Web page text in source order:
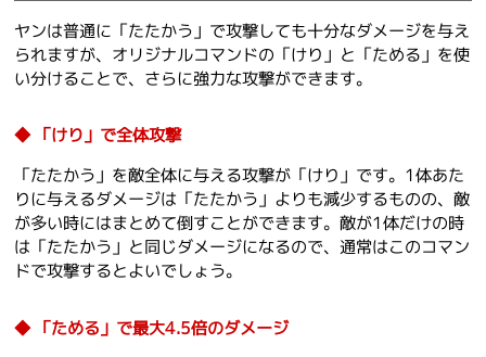
ヤンは普通に「たたかう」で攻撃しても十分なダメージを与え
られますが、オリジナルコマンドの「けり」と「ためる」を使
い分けることで、さらに強力な攻撃ができます。
「けり」で全体攻撃
「たたかう」を敵全体に与える攻撃が「けり」です。1体あた
りに与えるダメージは「たたかう」よりも減少するものの、敵
が多い時にはまとめて倒すことができます。敵が1体だけの時
は「たたかう」と同じダメージになるので、通常はこのコマン
ドで攻撃するとよいでしょう。
「ためる」で最大4.5倍のダメージ